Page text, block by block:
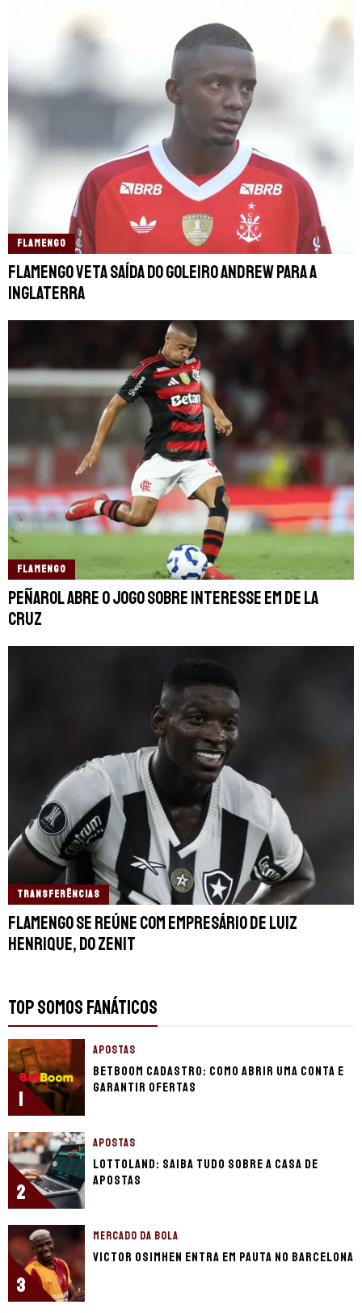
FLAMENGO
Flamengo veta saída do goleiro Andrew para a
Inglaterra
FLAMENGO
Peñarol abre o jogo sobre interesse em De la
Cruz
TRANSFERÊNCIAS
Flamengo se reúne com empresário de Luiz
Henrique, do Zenit
TOP SOMOS FANÁTICOS
1
APOSTAS
BetBoom cadastro: como abrir uma conta e
garantir ofertas
2
APOSTAS
Lottoland: saiba tudo sobre a casa de
apostas
3
MERCADO DA BOLA
Victor Osimhen entra em pauta no Barcelona